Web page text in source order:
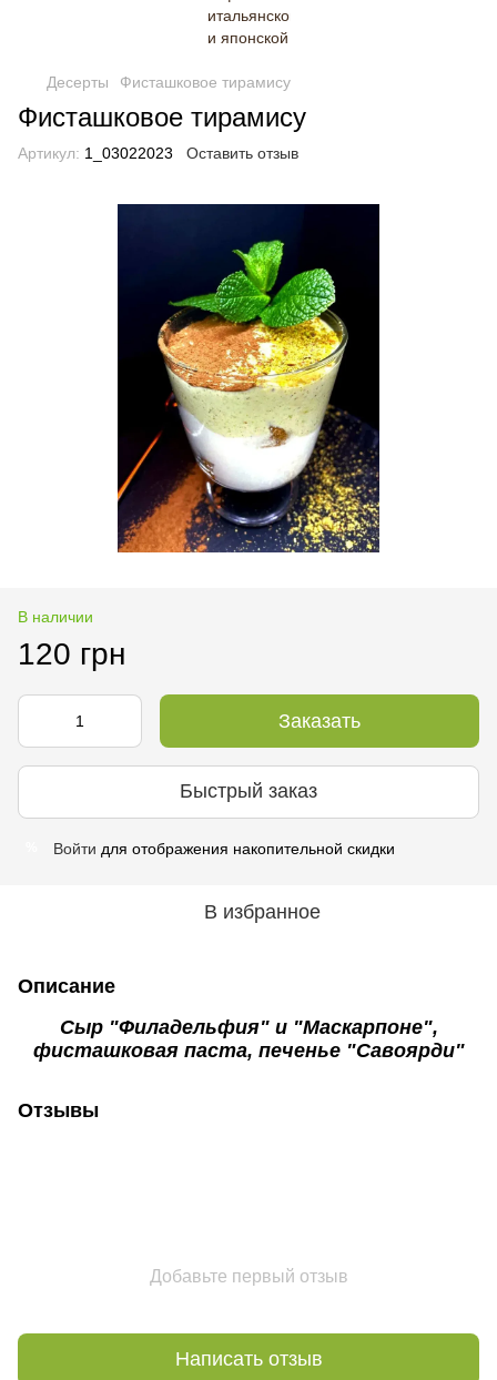
Десерты Фисташковое тирамису
Фисташковое тирамису
Артикул: 1_03022023 Оставить отзыв
В наличии
120 грн
Заказать
Быстрый заказ
Войти для отображения накопительной скидки
В избранное
Описание
Сыр "Филадельфия" и "Маскарпоне",
фисташковая паста, печенье "Савоярди"
Отзывы
Добавьте первый отзыв
Написать отзыв